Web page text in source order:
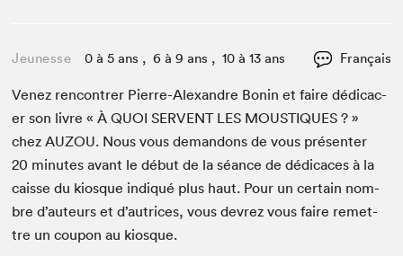
Jeunesse 0 à 5 ans , 6 à 9 ans , 10 à 13 ans Français
Venez ren­con­tr­er Pierre-Alexan­dre Bonin et faire dédi­cac­
er son livre « ÀQUOI SER­VENT LES MOUS­TIQUES ? »
chezAUZOU. Nous vous deman­dons de vous présen­ter
20 min­utes avant le début de la séance de dédi­caces à la
caisse du kiosque indiqué plus haut. Pour un cer­tain nom­
bre d’auteurs et d’autrices, vous devrez vous faire remet­
tre un coupon au kiosque.